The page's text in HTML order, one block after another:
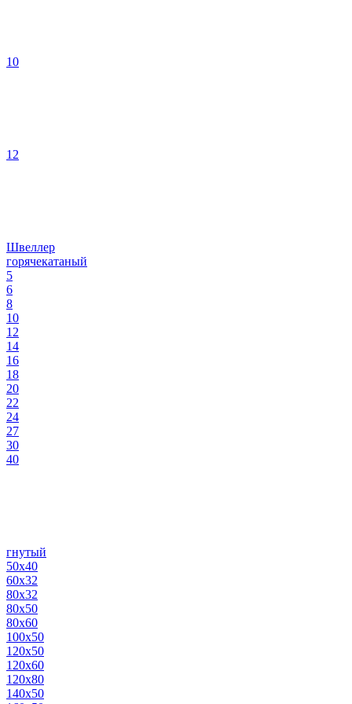
10
12
Швеллер
горячекатаный
5
6
8
10
12
14
16
18
20
22
24
27
30
40
гнутый
50х40
60х32
80х32
80х50
80х60
100х50
120х50
120х60
120х80
140х50